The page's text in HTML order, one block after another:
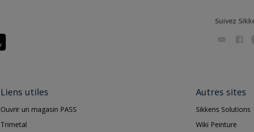
Suivez
Liens utiles
Ouvrir un magasin PASS
Trimetal
Autres sites
Sikkens Solutions
Wiki Peinture